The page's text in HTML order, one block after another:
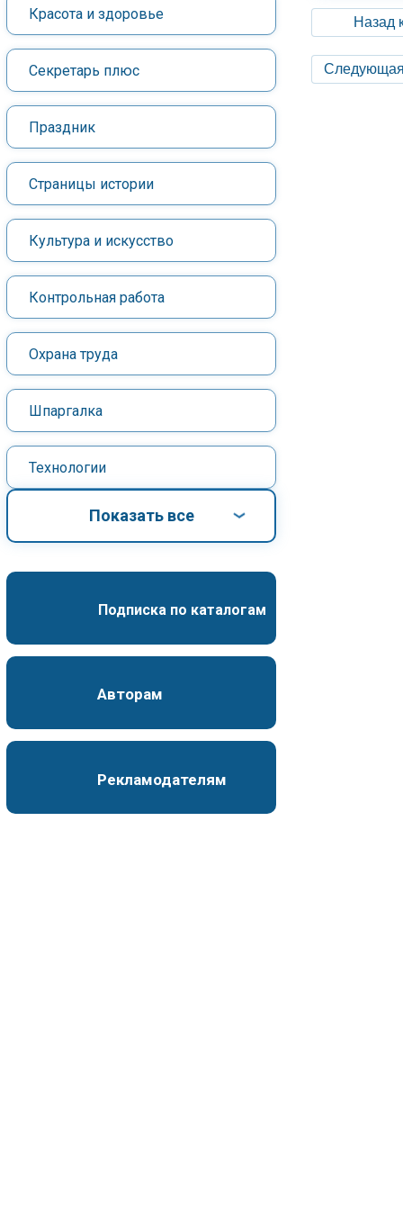
Красота и здоровье
Секретарь плюс
Праздник
Страницы истории
Культура и искусство
Контрольная работа
Охрана труда
Шпаргалка
Технологии
Показать все
Подписка по каталогам
Авторам
Рекламодателям
Назад
Следующая